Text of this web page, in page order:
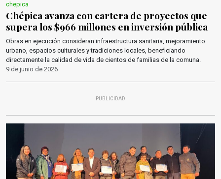
chepica
Chépica avanza con cartera de proyectos que
supera los $966 millones en inversión pública
Obras en ejecución consideran infraestructura sanitaria, mejoramiento
urbano, espacios culturales y tradiciones locales, beneficiando
directamente la calidad de vida de cientos de familias de la comuna.
9 de junio de 2026
PUBLICIDAD